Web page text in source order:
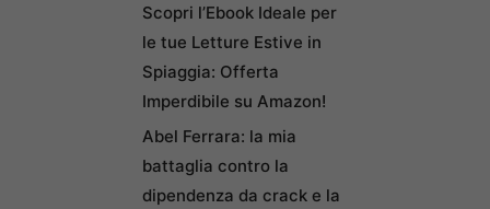
Scopri l’Ebook Ideale per
le tue Letture Estive in
Spiaggia: Offerta
Imperdibile su Amazon!
Abel Ferrara: la mia
battaglia contro la
dipendenza da crack e la